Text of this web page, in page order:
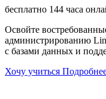
бесплатно 144 часа
Освойте
администрированию
с базами данных и
Хочу учиться